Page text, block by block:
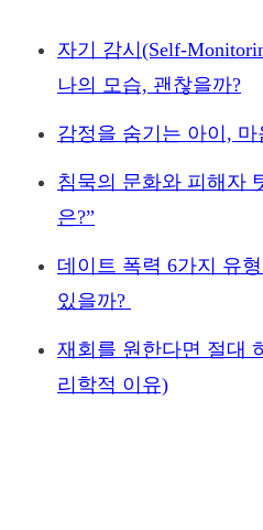
자기 감시(Self-
나의 모습, 괜찮을까?
감정을 숨기는 아이,
침묵의 문화와 피해자
은?”
데이트 폭력 6가지 유
있을까?
재회를 원한다면 절대
리학적 이유)